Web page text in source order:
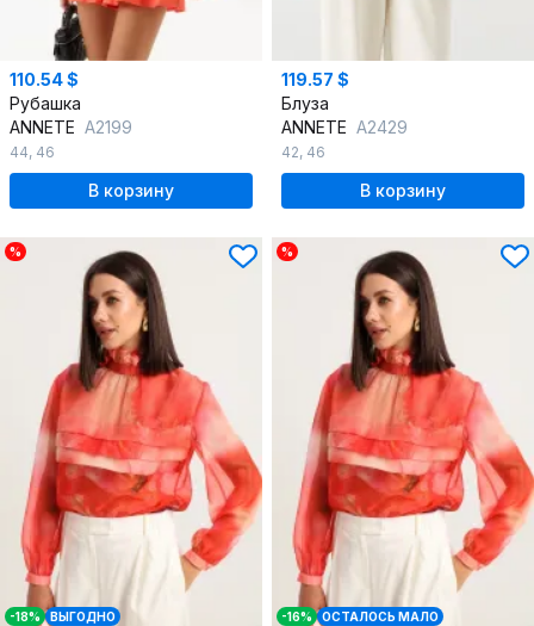
110.54 $
Рубашка
ANNETE A2199
44, 46
В корзину
119.57 $
Блуза
ANNETE A2429
42, 46
В корзину
%
-18% ВЫГОДНО
%
-16% ОСТАЛОСЬ МАЛО